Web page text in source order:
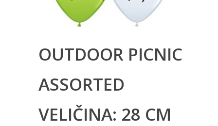
OUTDOOR PICNIC
ASSORTED
VELIČINA: 28 CM